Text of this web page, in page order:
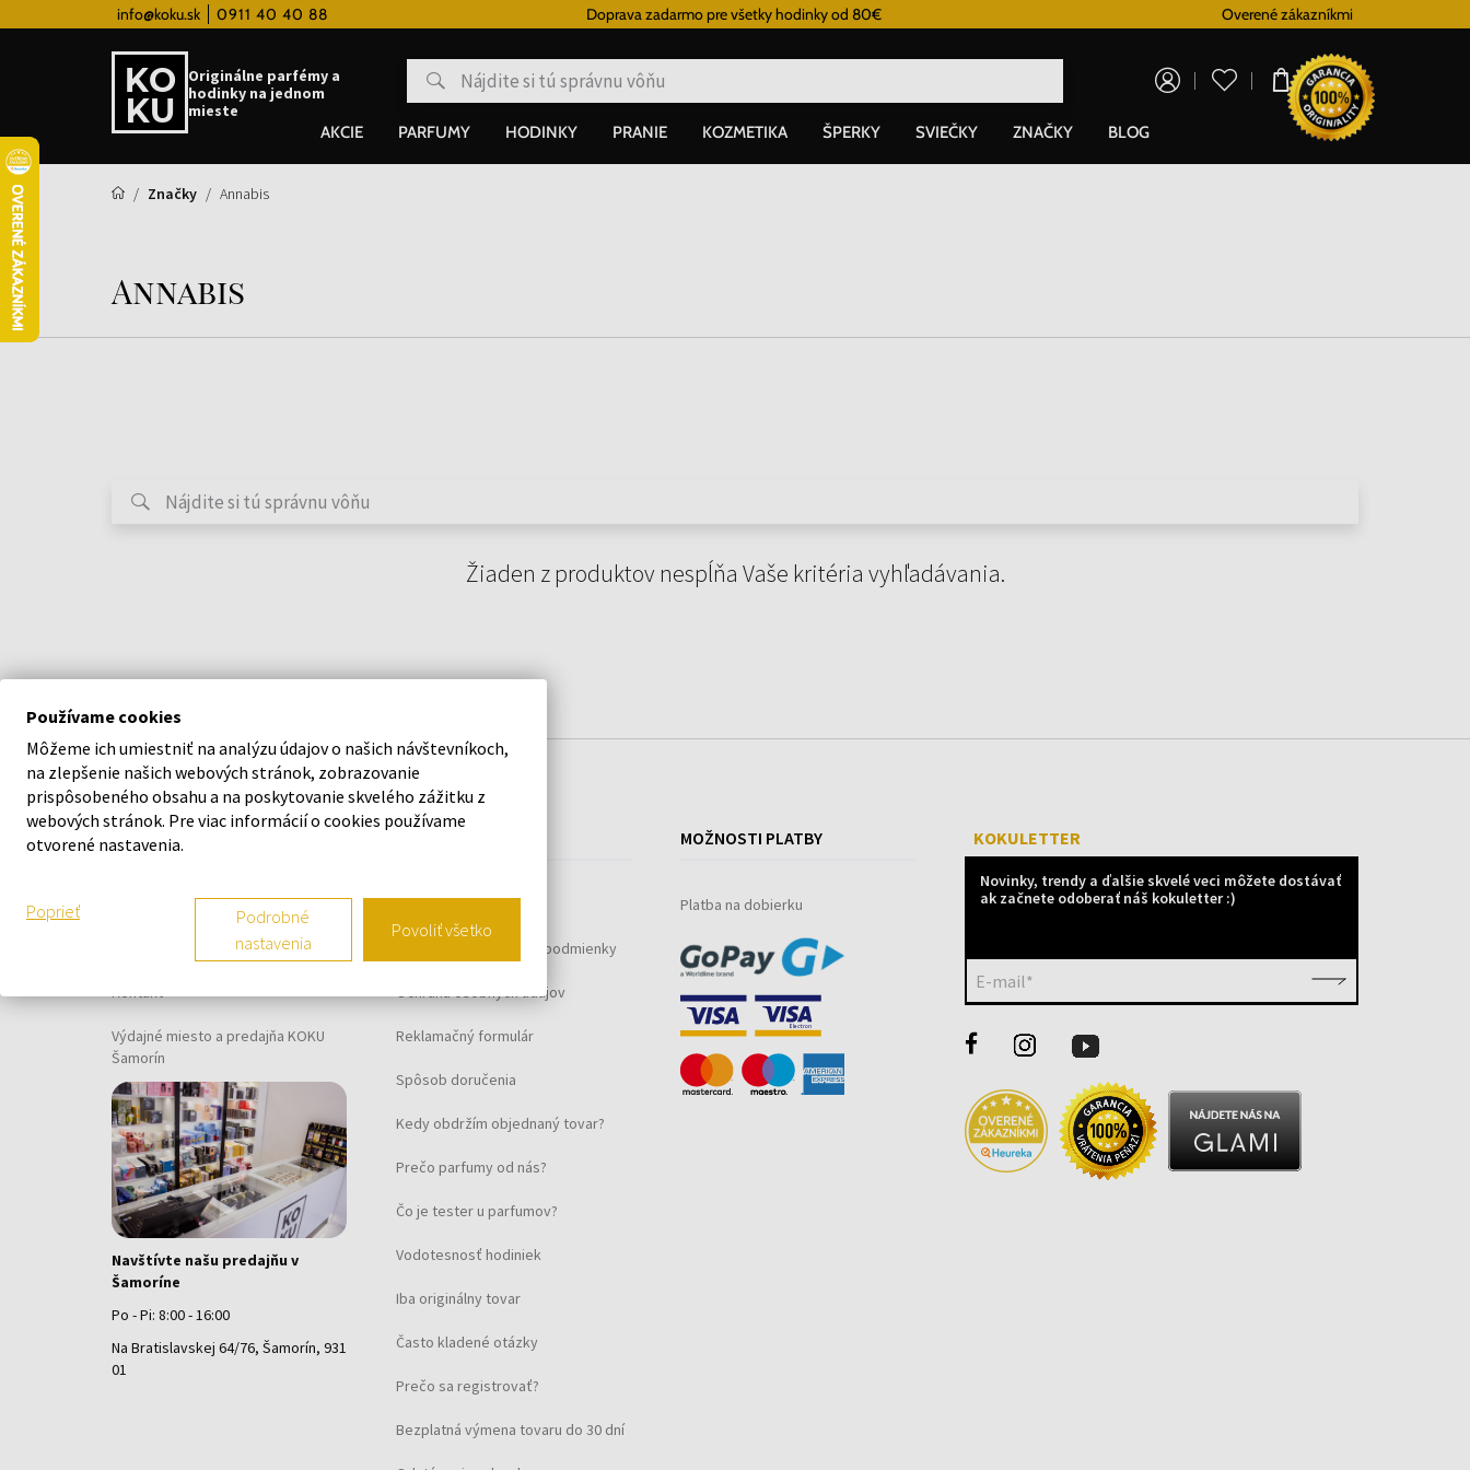
info@koku.sk 0911 40 40 88Vernostný systém Doprava zadarmo pre všetky hodinky od 80€ Overené zákazníkmi
Originálne parfémy a
hodinky na jednom
mieste
0,00 €
AKCIE PARFUMY HODINKY PRANIE KOZMETIKA ŠPERKY SVIEČKY ZNAČKY BLOG
Značky Annabis
Annabis
Žiaden z produktov nespĺňa Vaše kritéria vyhľadávania.
O SPOLOČNOSTI
Kontaktný formulár
Kontakt
Výdajné miesto a predajňa KOKU
Šamorín
Navštívte našu predajňu v
Šamoríne
Po - Pi: 8:00 - 16:00
Na Bratislavskej 64/76, Šamorín, 931
01
Vernostný systém
Všeobecné obchodné podmienky
Ochrana osobných údajov
Reklamačný formulár
Spôsob doručenia
Kedy obdržím objednaný tovar?
Prečo parfumy od nás?
Čo je tester u parfumov?
Vodotesnosť hodiniek
Iba originálny tovar
Často kladené otázky
Prečo sa registrovať?
Bezplatná výmena tovaru do 30 dní
MOŽNOSTI PLATBY
Platba na dobierku
KOKULETTER
Novinky, trendy a ďalšie skvelé veci môžete dostávať
ak začnete odoberať náš kokuletter :)
E-mail*
Používame cookies
Môžeme ich umiestniť na analýzu údajov o našich návštevníkoch,
na zlepšenie našich webových stránok, zobrazovanie
prispôsobeného obsahu a na poskytovanie skvelého zážitku z
webových stránok. Pre viac informácií o cookies používame
otvorené nastavenia.
Poprieť
Podrobné
nastavenia
Povoliť všetko